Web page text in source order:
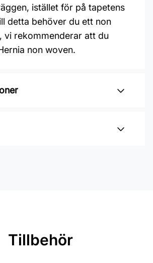
istället för på tapetens
detta behöver du ett non
vi rekommenderar att du
non woven.
Midbec Tapeter
53 cm
Tillbehör